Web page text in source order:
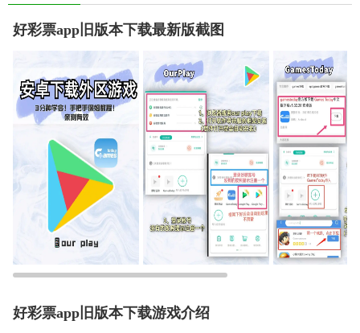
好彩票app旧版本下载最新版截图
好彩票app旧版本下载游戏介绍